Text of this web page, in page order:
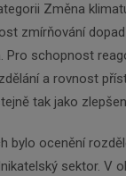
Změna
zmírňování
Pro schopnost
a rovnost
tak jako
bylo ocenění
sektor. V